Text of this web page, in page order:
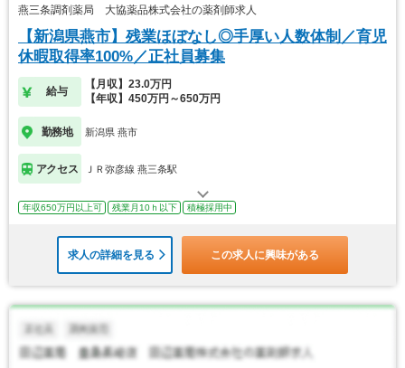
燕三条調剤薬局 大協薬品株式会社の薬剤師求人
【新潟県燕市】残業ほぼなし◎手厚い人数体制／育児
休暇取得率100%／正社員募集
給与
【月収】23.0万円
【年収】450万円～650万円
勤務地 新潟県 燕市
アクセス ＪＲ弥彦線 燕三条駅
年収650万円以上可 残業月10ｈ以下 積極採用中
求人の詳細を見る この求人に興味がある